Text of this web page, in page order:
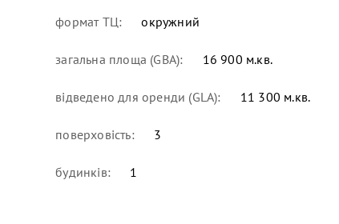
формат ТЦ: окружний
загальна площа (GBA): 16 900 м.кв.
відведено для оренди (GLA): 11 300 м.кв.
поверховість: 3
будинків: 1